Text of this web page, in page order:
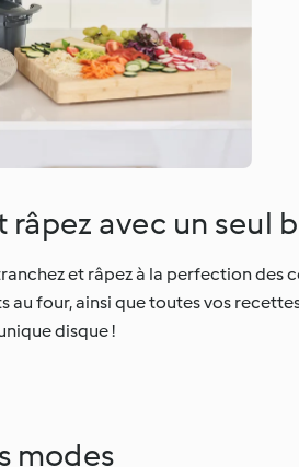
avec un seul
et râpez à la perfection des
au four, ainsi que toutes vos
disque !
modes